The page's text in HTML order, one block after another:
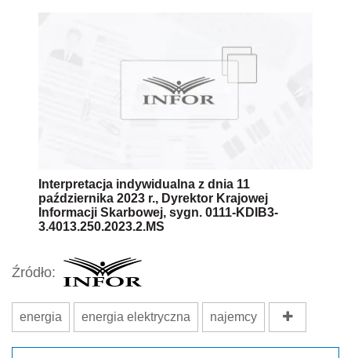
Interpretacja indywidualna z dnia 11
października 2023 r., Dyrektor Krajowej
Informacji Skarbowej, sygn. 0111-KDIB3-
3.4013.250.2023.2.MS
Źródło:
energia energia elektryczna najemcy